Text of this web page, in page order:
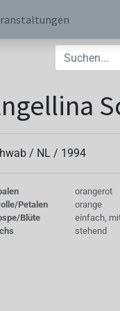
/ NL / 1994
orangerot
Petalen
orange
Blüte
einfach,
stehend